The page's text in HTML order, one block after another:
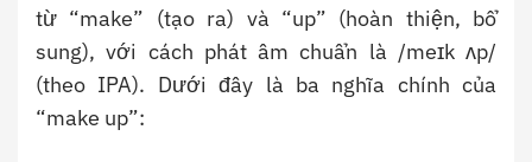
từ “make” (tạo ra) và “up” (hoàn thiện, bổ
sung), với cách phát âm chuẩn là /meɪk ʌp/
(theo IPA). Dưới đây là ba nghĩa chính của
“make up”: